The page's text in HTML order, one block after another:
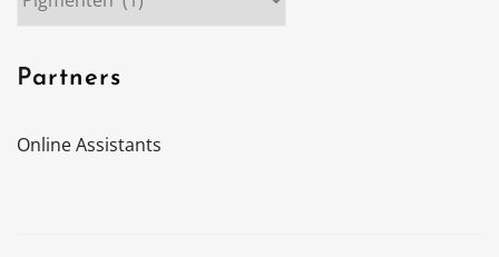
Partners
Online Assistants